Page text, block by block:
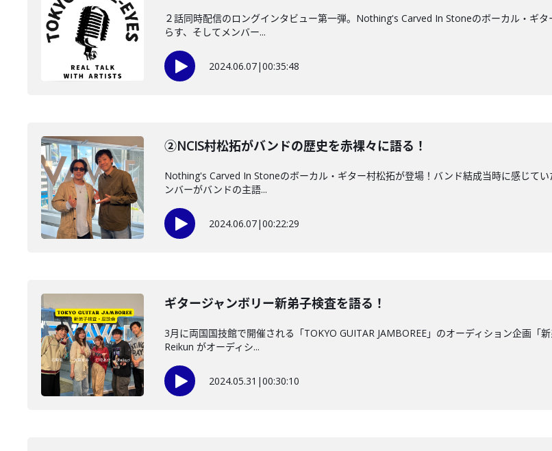
２話同時配信のロングインタビュー第一弾。Nothing's Carved In Stoneのボーカル・ギ
らす、そしてメンバー...
2024.06.07|00:35:48
②NCIS村松拓がバンドの歴史を赤裸々に語る！
Nothing's Carved In Stoneのボーカル・ギター村松拓が登場！バンド結成当時に感じて
ンバーがバンドの主語...
2024.06.07|00:22:29
ギタージャンボリー新弟子検査を語る！
3月に両国国技館で開催される「TOKYO GUITAR JAMBOREE」のオーディション企画「
Reikun がオーディシ...
2024.05.31 |00:30:10